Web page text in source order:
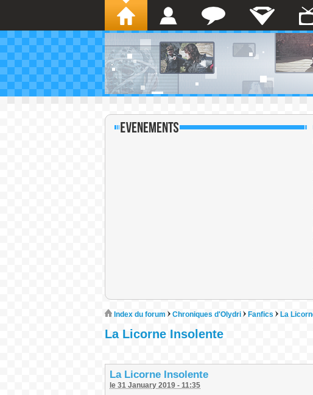
Index du forum Chroniques d'Olydri Fanfics La
La Licorne Insolente
La Licorne Insolente
le 31 January 2019 - 11:35